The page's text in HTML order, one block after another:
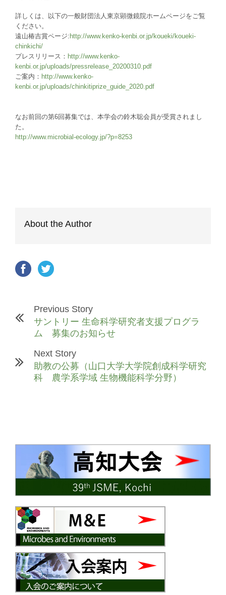
詳しくは、以下の一般財団法人東京顕微鏡院ホームページをご覧
ください。
遠山椿吉賞ページ: http://www.kenko-kenbi.or.jp/koueki/koueki-
chinkichi/
プレスリリース： http://www.kenko-
kenbi.or.jp/uploads/pressrelease_20200310.pdf
ご案内： http://www.kenko-
kenbi.or.jp/uploads/chinkitiprize_guide_2020.pdf
なお前回の第6回募集では、本学会の鈴木聡会員が受賞されまし
た。
http://www.microbial-ecology.jp/?p=8253
About the Author
Previous Story
サントリー 生命科学研究者支援プログラ
ム 募集のお知らせ
Next Story
助教の公募（山口大学大学院創成科学研究
科 農学系学域 生物機能科学分野）